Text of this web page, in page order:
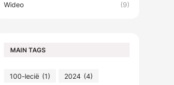
Wideo (9)
MAIN TAGS
100-lecië (1) 2024 (4)